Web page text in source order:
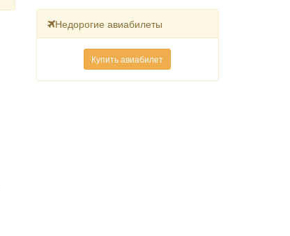
Недорогие авиабилеты
Купить авиабилет